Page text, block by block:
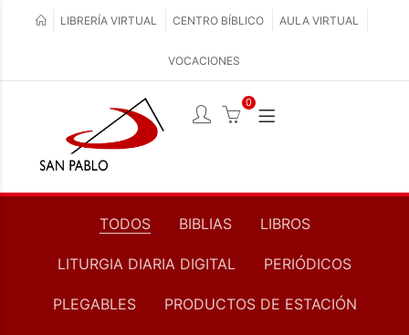
LIBRERÍA VIRTUAL CENTRO BÍBLICO AULA VIRTUAL
VOCACIONES
0
TODOS BIBLIAS LIBROS
LITURGIA DIARIA DIGITAL PERIÓDICOS
PLEGABLES PRODUCTOS DE ESTACIÓN